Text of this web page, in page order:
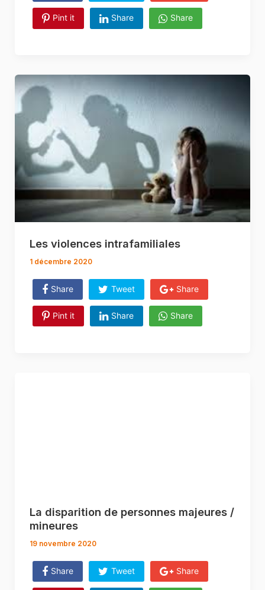
Pint it Share Share
Les violences intrafamiliales
1 décembre 2020
Share Tweet Share
Pint it Share Share
La disparition de personnes majeures /
mineures
19 novembre 2020
Share Tweet Share